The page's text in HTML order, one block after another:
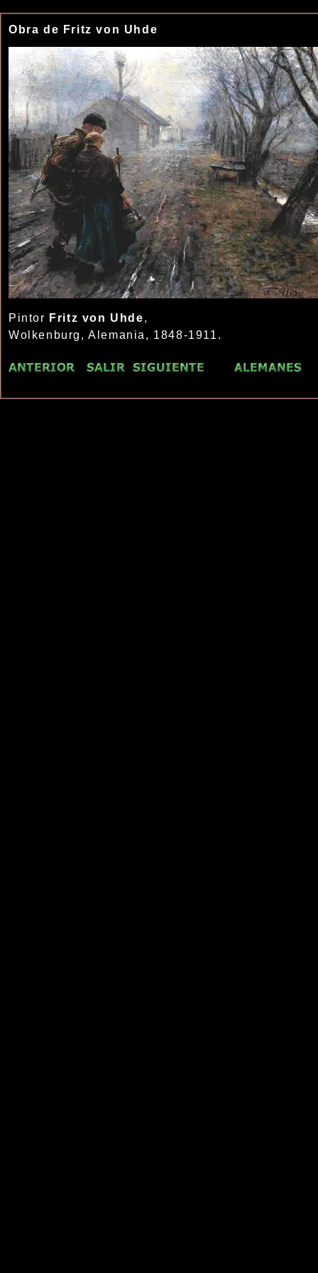
Obra de Fritz von Uhde
Pintor Fritz von Uhde,
Wolkenburg, Alemania, 1848-1911.